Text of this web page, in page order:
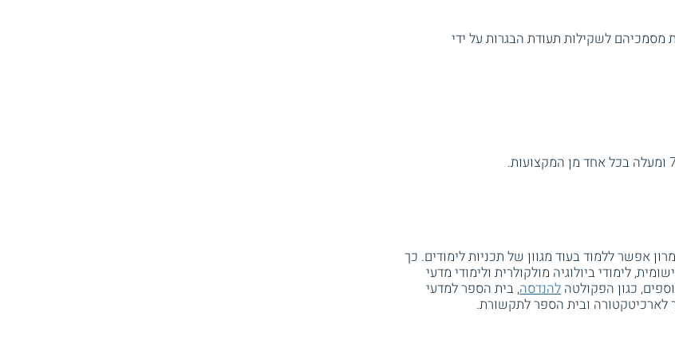
מסמכיהם לשקילות תעודת הבגרות על ידי
אפשר ללמוד בעוד מגוון של תכניות לימודים. כך
לימודי ביולוגיה מולקולרית ולימודי מדעי
כגון הפקולטה להנדסה, בית הספר למדעי
לארכיטקטורה ובית הספר לתקשורת.